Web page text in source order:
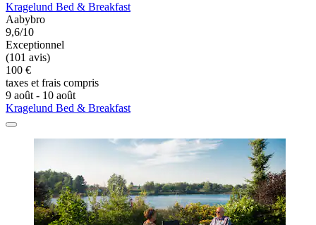
Kragelund Bed & Breakfast
Aabybro
9,6/10
Exceptionnel
(101 avis)
100 €
taxes et frais compris
9 août - 10 août
Kragelund Bed & Breakfast